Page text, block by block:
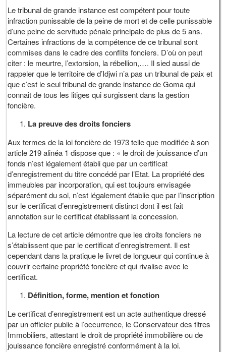
Le tribunal de grande instance est compétent pour toute
infraction punissable de la peine de mort et de celle punissable
d’une peine de servitude pénale principale de plus de 5 ans.
Certaines infractions de la compétence de ce tribunal sont
commises dans le cadre des conflits fonciers. D’où on peut
citer : le meurtre, l’extorsion, la rébellion,…. Il sied aussi de
rappeler que le territoire de d’Idjwi n’a pas un tribunal de paix et
que c’est le seul tribunal de grande instance de Goma qui
connait de tous les litiges qui surgissent dans la gestion
foncière.
La preuve des droits fonciers
Aux termes de la loi foncière de 1973 telle que modifiée à son
article 219 alinéa 1 dispose que : « le droit de jouissance d’un
fonds n’est légalement établi que par un certificat
d’enregistrement du titre concédé par l’Etat. La propriété des
immeubles par incorporation, qui est toujours envisagée
séparément du sol, n’est légalement établie que par l’inscription
sur le certificat d’enregistrement distinct dont il est fait
annotation sur le certificat établissant la concession.
La lecture de cet article démontre que les droits fonciers ne
s’établissent que par le certificat d’enregistrement. Il est
cependant dans la pratique le livret de longueur qui continue à
couvrir certaine propriété foncière et qui rivalise avec le
certificat.
Définition, forme, mention et fonction
Le certificat d’enregistrement est un acte authentique dressé
par un officier public à l’occurrence, le Conservateur des titres
Immobiliers, attestant le droit de propriété immobilière ou de
jouissance foncière enregistré conformément à la loi.